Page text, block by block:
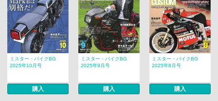
ミスター・バイクBG
2025年10月号
購入
ミスター・バイクBG
2025年9月号
購入
ミスター・バイクBG
2025年8月号
購入